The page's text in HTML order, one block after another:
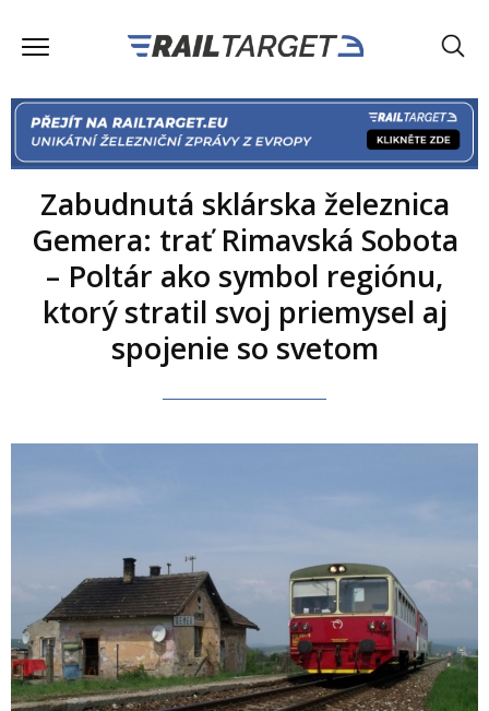
Zabudnutá sklárska železnica
Gemera: trať Rimavská Sobota
– Poltár ako symbol regiónu,
ktorý stratil svoj priemysel aj
spojenie so svetom